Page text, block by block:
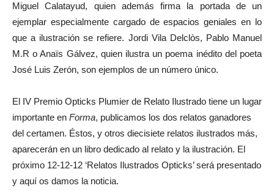
Miguel Calatayud, quien además firma la portada de un
ejemplar especialmente cargado de espacios geniales en lo
que a ilustración se refiere. Jordi Vila Delclòs, Pablo Manuel
M.R o Anaïs Gálvez, quien ilustra un poema inédito del poeta
José Luis Zerón, son ejemplos de un número único.
El IV Premio Opticks Plumier de Relato Ilustrado tiene un lugar
importante en Forma, publicamos los dos relatos ganadores
del certamen. Éstos, y otros diecisiete relatos ilustrados más,
aparecerán en un libro dedicado al relato y la ilustración. El
próximo 12-12-12 ‘Relatos Ilustrados Opticks’ será presentado
y aquí os damos la noticia.